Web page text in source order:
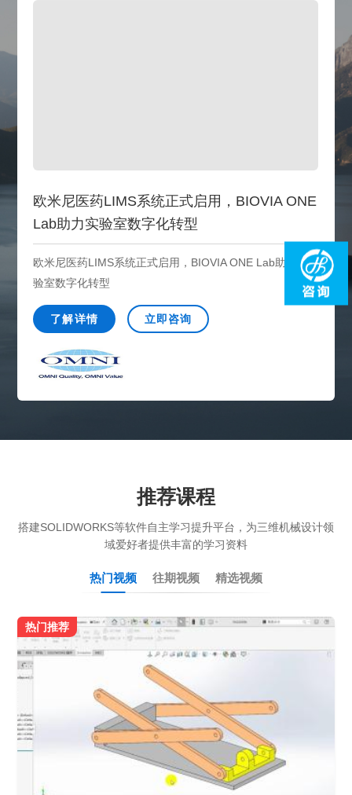
欧米尼医药LIMS系统正式启用，BIOVIA ONE
Lab助力实验室数字化转型
欧米尼医药LIMS系统正式启用，BIOVIA ONE Lab助力实
验室数字化转型
了解详情 立即咨询
推荐课程
搭建SOLIDWORKS等软件自主学习提升平台，为三维机械设计领
域爱好者提供丰富的学习资料
热门视频 往期视频 精选视频
热门推荐